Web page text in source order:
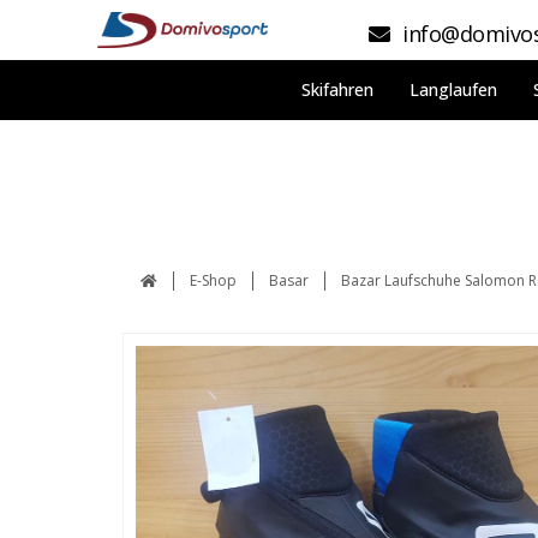
Skifahren Langlaufen
E-Shop Basar Bazar Laufschuhe Salomon